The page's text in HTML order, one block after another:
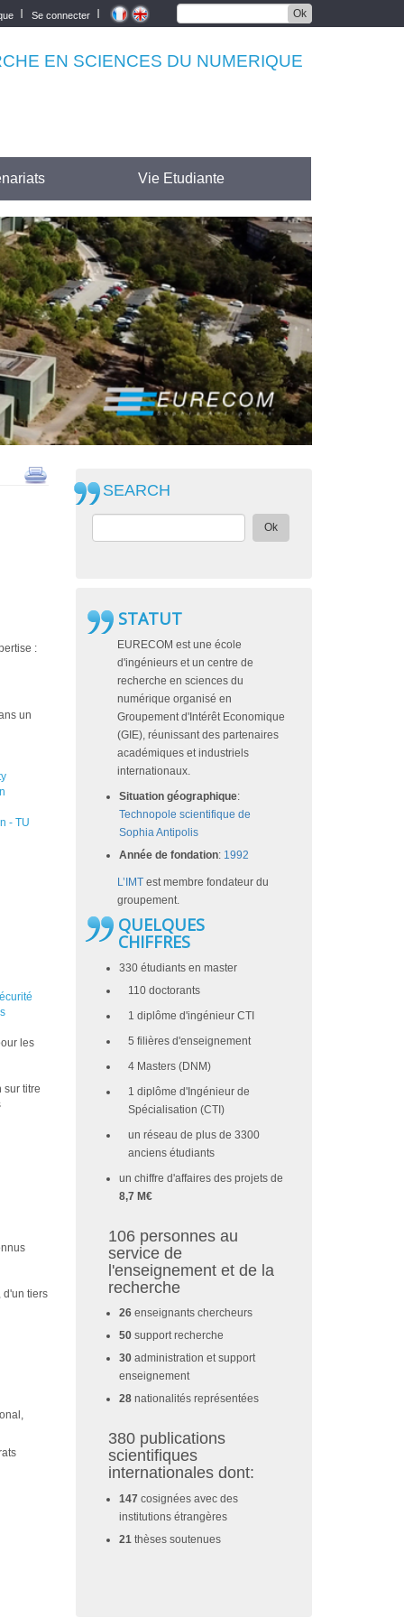
Ok
Se connecter
EN SCIENCES DU NUMERIQUE
Vie Etudiante
:
un
- TU
les
sur titre
d'un tiers
SEARCH
Ok
STATUT
EURECOM est une école
d'ingénieurs et un centre de
recherche en sciences du
numérique organisé en
Groupement d'Intérêt Economique
(GIE), réunissant des partenaires
académiques et industriels
internationaux.
Situation géographique:
Technopole scientifique de
Sophia Antipolis
Année de fondation: 1992
L’IMTest membre fondateur du
groupement.
QUELQUES
CHIFFRES
330 étudiants en master
110 doctorants
1 diplôme d'ingénieur CTI
5 filières d'enseignement
4 Masters (DNM)
1 diplôme d'Ingénieur de
Spécialisation (CTI)
un réseau de plus de 3300
anciens étudiants
un chiffre d'affaires des projets de
8,7 M€
106 personnes au
service de
l'enseignement et de la
recherche
26enseignants chercheurs
50 support recherche
30 administration et support
enseignement
28nationalités représentées
380 publications
scientifiques
internationales dont:
147 cosignées avec des
institutions étrangères
21thèses soutenues